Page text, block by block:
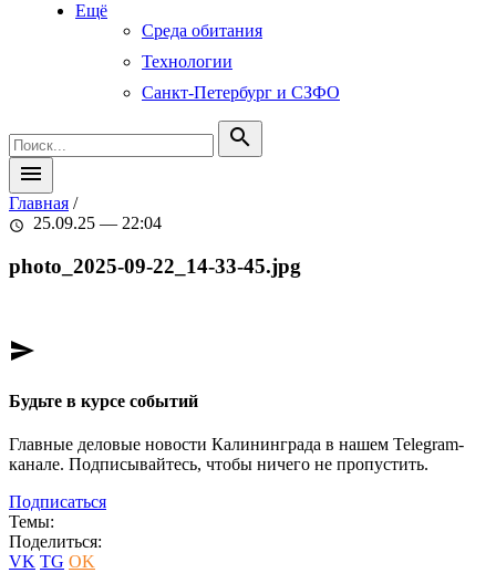
Ещё
Среда обитания
Технологии
Санкт-Петербург и СЗФО
search
menu
Главная /
schedule 25.09.25 — 22:04
photo_2025-09-22_14-33-45.jpg
send
Будьте в курсе событий
Главные деловые новости Калининграда в нашем Telegram-
канале. Подписывайтесь, чтобы ничего не пропустить.
Подписаться
Темы:
Поделиться:
VK TG OK